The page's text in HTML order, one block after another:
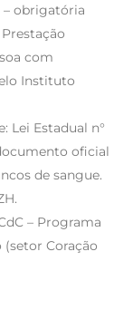
– obrigatória
com
Instituto
Lei Estadual n°
oficial
de sangue.
– Programa
(setor Coração